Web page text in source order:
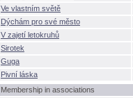
Ve vlastním světě
Dýchám pro své město
V zajetí letokruhů
Sirotek
Guga
Pivní láska
Membership in associations